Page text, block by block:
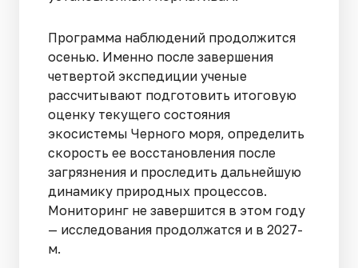
Программа наблюдений продолжится
осенью. Именно после завершения
четвертой экспедиции ученые
рассчитывают подготовить итоговую
оценку текущего состояния
экосистемы Черного моря, определить
скорость ее восстановления после
загрязнения и проследить дальнейшую
динамику природных процессов.
Мониторинг не завершится в этом году
— исследования продолжатся и в 2027-
м.